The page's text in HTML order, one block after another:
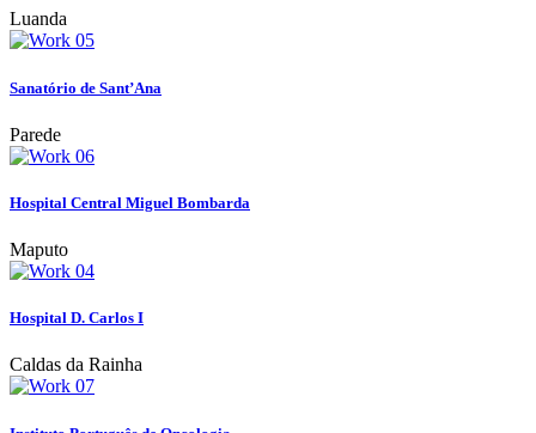
Luanda
Sanatório de Sant’Ana
Parede
Hospital Central Miguel Bombarda
Maputo
Hospital D. Carlos I
Caldas da Rainha